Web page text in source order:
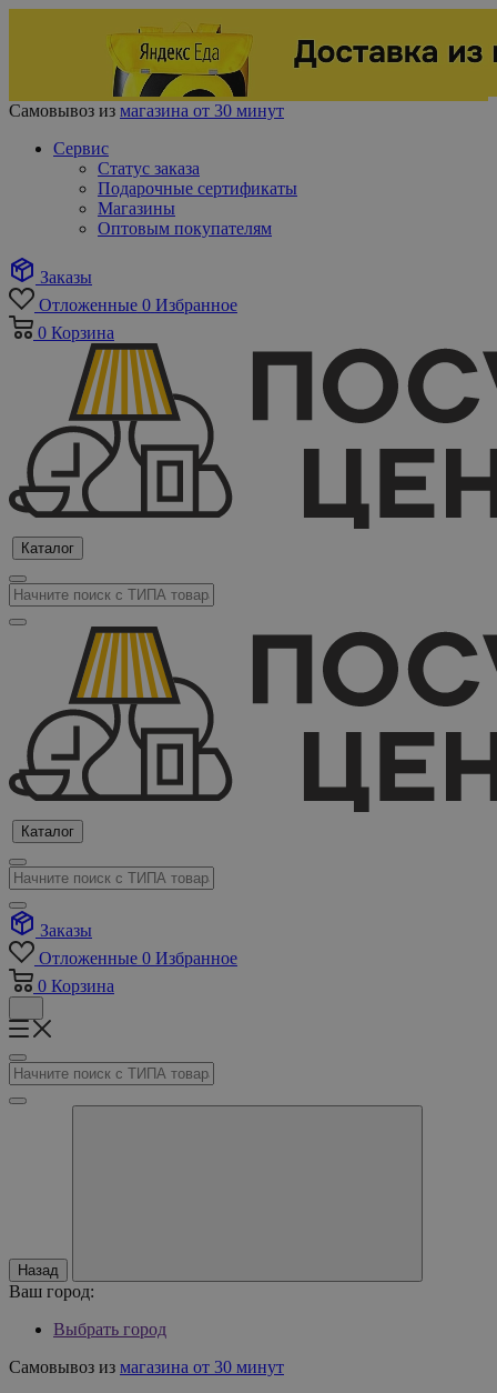
Самовывоз из магазина от 30 минут
Сервис
Статус заказа
Подарочные сертификаты
Магазины
Оптовым покупателям
Заказы
Отложенные 0 Избранное
0 Корзина
Каталог
Каталог
Заказы
Отложенные 0 Избранное
0 Корзина
Назад
Ваш город:
Выбрать город
Самовывоз из магазина от 30 минут